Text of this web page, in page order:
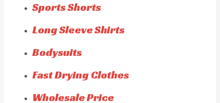
Sports Shorts
Long Sleeve Shirts
Bodysuits
Fast Drying Clothes
Wholesale Price